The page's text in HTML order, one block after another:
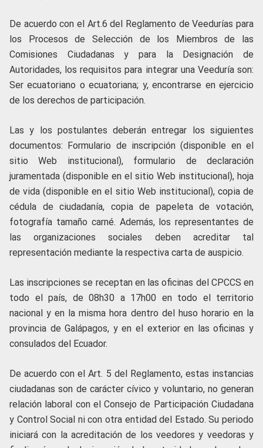
De acuerdo con el Art.6 del Reglamento de Veedurías para
los Procesos de Selección de los Miembros de las
Comisiones Ciudadanas y para la Designación de
Autoridades, los requisitos para integrar una Veeduría son:
Ser ecuatoriano o ecuatoriana; y, encontrarse en ejercicio
de los derechos de participación.
Las y los postulantes deberán entregar los siguientes
documentos: Formulario de inscripción (disponible en el
sitio Web institucional), formulario de declaración
juramentada (disponible en el sitio Web institucional), hoja
de vida (disponible en el sitio Web institucional), copia de
cédula de ciudadanía, copia de papeleta de votación,
fotografía tamaño carné. Además, los representantes de
las organizaciones sociales deben acreditar tal
representación mediante la respectiva carta de auspicio.
Las inscripciones se receptan en las oficinas del CPCCS en
todo el país, de 08h30 a 17h00 en todo el territorio
nacional y en la misma hora dentro del huso horario en la
provincia de Galápagos, y en el exterior en las oficinas y
consulados del Ecuador.
De acuerdo con el Art. 5 del Reglamento, estas instancias
ciudadanas son de carácter cívico y voluntario, no generan
relación laboral con el Consejo de Participación Ciudadana
y Control Social ni con otra entidad del Estado. Su periodo
iniciará con la acreditación de los veedores y veedoras y